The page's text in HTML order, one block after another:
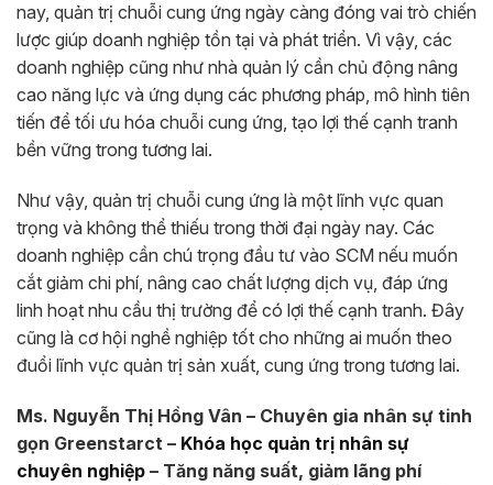
nay, quản trị chuỗi cung ứng ngày càng đóng vai trò chiến
lược giúp doanh nghiệp tồn tại và phát triển. Vì vậy, các
doanh nghiệp cũng như nhà quản lý cần chủ động nâng
cao năng lực và ứng dụng các phương pháp, mô hình tiên
tiến để tối ưu hóa chuỗi cung ứng, tạo lợi thế cạnh tranh
bền vững trong tương lai.
Như vậy, quản trị chuỗi cung ứng là một lĩnh vực quan
trọng và không thể thiếu trong thời đại ngày nay. Các
doanh nghiệp cần chú trọng đầu tư vào SCM nếu muốn
cắt giảm chi phí, nâng cao chất lượng dịch vụ, đáp ứng
linh hoạt nhu cầu thị trường để có lợi thế cạnh tranh. Đây
cũng là cơ hội nghề nghiệp tốt cho những ai muốn theo
đuổi lĩnh vực quản trị sản xuất, cung ứng trong tương lai.
Ms. Nguyễn Thị Hồng Vân – Chuyên gia nhân sự tinh
gọn Greenstarct – Khóa học quản trị nhân sự
chuyên nghiệp – Tăng năng suất, giảm lãng phí